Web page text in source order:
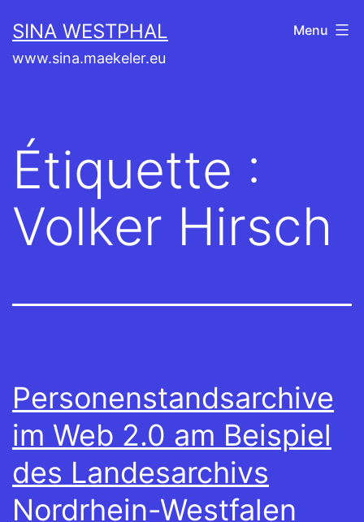
au
contenu
SINA WESTPHAL
www.sina.maekeler.eu
Menu
Étiquette :
Volker Hirsch
Personenstandsarchive
im Web 2.0 am Beispiel
des Landesarchivs
Nordrhein-Westfalen